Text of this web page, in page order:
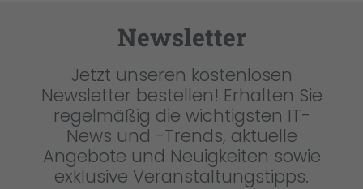
Newsletter
Jetzt unseren kostenlosen
Newsletter bestellen! Erhalten Sie
regelmäßig die wichtigsten IT-
News und -Trends, aktuelle
Angebote und Neuigkeiten sowie
exklusive Veranstaltungstipps.